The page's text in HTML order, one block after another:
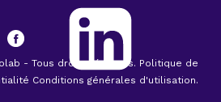
- Tous droits réservés. Politique de
Conditions générales d'utilisation.